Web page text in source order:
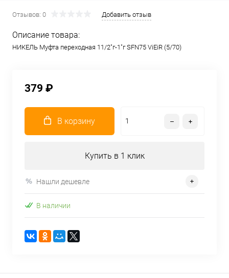
Отзывов: 0 Добавить отзыв
Описание товара:
НИКЕЛЬ Муфта переходная 11/2"г-1"г SFN75 ViEiR (5/70)
379 ₽
В корзину
Купить в 1 клик
Нашли дешевле
В наличии